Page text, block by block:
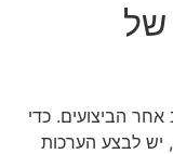
של
הביצועים. כדי
יש לבצע הערכות